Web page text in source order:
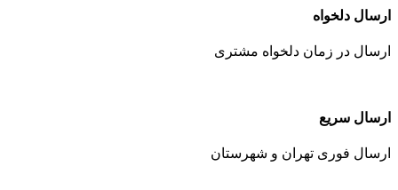
ارسال دلخواه
ارسال در زمان دلخواه مشتری
ارسال سریع
ارسال فوری تهران و شهرستان